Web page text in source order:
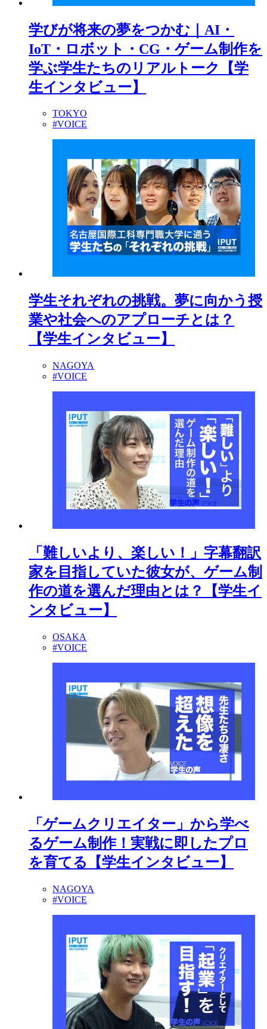
学びが将来の夢をつかむ｜AI・
IoT・ロボット・CG・ゲーム制作を
学ぶ学生たちのリアルトーク【学
生インタビュー】
TOKYO
#VOICE
学生それぞれの挑戦。夢に向かう授
業や社会へのアプローチとは？
【学生インタビュー】
NAGOYA
#VOICE
「難しいより、楽しい！」字幕翻訳
家を目指していた彼女が、ゲーム制
作の道を選んだ理由とは？【学生イ
ンタビュー】
OSAKA
#VOICE
「ゲームクリエイター」から学べ
るゲーム制作！実戦に即したプロ
を育てる【学生インタビュー】
NAGOYA
#VOICE